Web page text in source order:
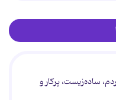
ساده‌زیست، پرکار و